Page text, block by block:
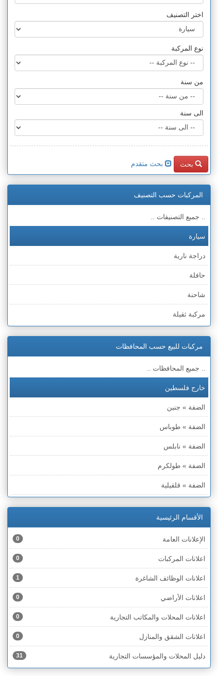
اختر التصنيف
نوع المركبة
من سنة
الى سنة
بحث بحث متقدم
المركبات حسب التصنيف
.. جميع التصنيفات ..
سيارة
دراجة نارية
حافلة
شاحنة
مركبة ثقيلة
مركبات للبيع حسب المحافظات
.. جميع المحافظات ..
خارج فلسطين
الضفة » جنين
الضفة » طوباس
الضفة » نابلس
الضفة » طولكرم
الضفة » قلقيلية
الضفة » رام الله والبيره
الضفة » أريحا
الضفة » الخليل
الضفة » بيت لحم
قطاع غزة
الخط الأخضر » حيفا
الخط الأخضر » رهط
الخط الأخضر » أم الفحم
الأقسام الرئيسية
الإعلانات العامة 0
اعلانات المركبات 0
اعلانات الوظائف الشاغرة 1
اعلانات الأراضي 0
اعلانات المحلات والمكاتب التجارية 0
اعلانات الشقق والمنازل 0
دليل المحلات والمؤسسات التجارية 31